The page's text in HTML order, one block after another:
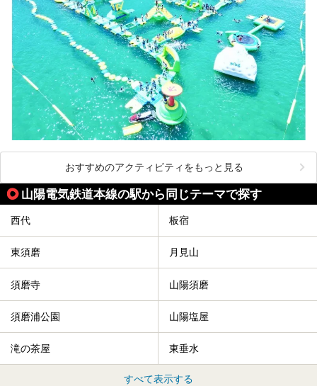
おすすめのアクティビティをもっと見る
山陽電気鉄道本線の駅から同じテーマで探す
西代 板宿
東須磨 月見山
須磨寺 山陽須磨
須磨浦公園 山陽塩屋
滝の茶屋 東垂水
すべて表示する